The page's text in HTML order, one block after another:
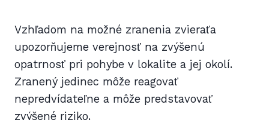
Vzhľadom na možné zranenia zvieraťa
upozorňujeme verejnosť na zvýšenú
opatrnosť pri pohybe v lokalite a jej okolí.
Zranený jedinec môže reagovať
nepredvídateľne a môže predstavovať
zvýšené riziko.